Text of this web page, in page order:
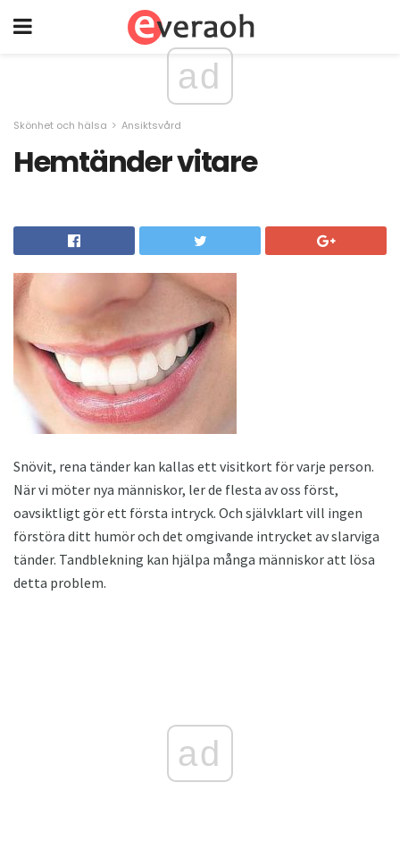
ad
Skönhet och hälsa Ansiktsvård
Hemtänder vitare
Snövit, rena tänder kan kallas ett visitkort för varje person.
När vi möter nya människor, ler de flesta av oss först,
oavsiktligt gör ett första intryck. Och självklart vill ingen
förstöra ditt humör och det omgivande intrycket av slarviga
tänder. Tandblekning kan hjälpa många människor att lösa
detta problem.
ad